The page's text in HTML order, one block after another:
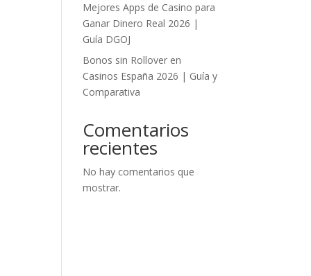
Mejores Apps de Casino para
Ganar Dinero Real 2026 |
Guía DGOJ
Bonos sin Rollover en
Casinos España 2026 | Guía y
Comparativa
Comentarios
recientes
No hay comentarios que
mostrar.